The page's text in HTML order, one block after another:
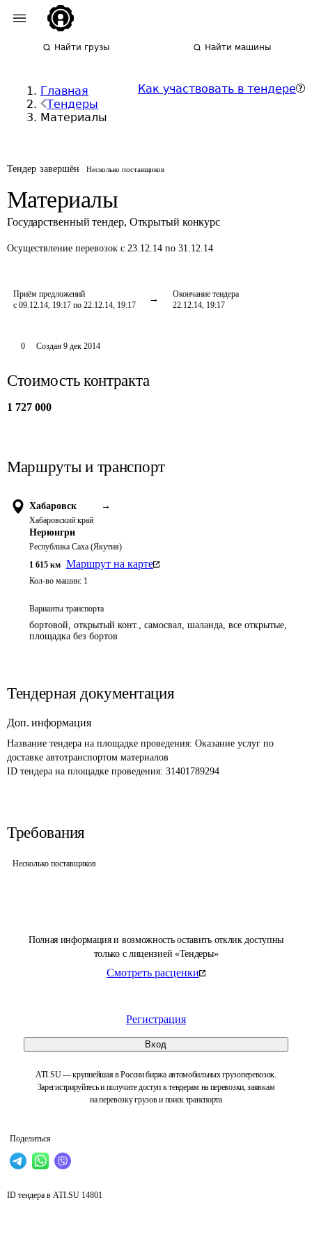
Найти грузы Найти машины
Главная
Тендеры
Материалы
Как участвовать в тендере
Тендер завершён Несколько поставщиков
Материалы
Государственный тендер, Открытый конкурс
Осуществление перевозок с 23.12.14 по 31.12.14
Приём предложений
с 09.12.14, 19:17 по 22.12.14, 19:17
Окончание тендера
22.12.14, 19:17
Полная информация и возможность оставить отклик доступны
только с лицензией «Тендеры»
Смотреть расценки
Регистрация
Вход
ATI.SU — крупнейшая в России биржа автомобильных грузоперевозок.
Зарегистрируйтесь и получите доступ к тендерам на перевозки, заявкам
на перевозку грузов и поиск транспорта
Поделиться
0 Создан 9 дек 2014
Стоимость контракта
1 727 000
Маршруты и транспорт
Хабаровск →
Хабаровский край
Нерюнгри
Республика Саха (Якутия)
1 615 км Маршрут на карте
Кол-во машин: 1
Варианты транспорта
бортовой, открытый конт., самосвал, шаланда, все открытые,
площадка без бортов
Тендерная документация
Доп. информация
Название тендера на площадке проведения: Оказание услуг по
доставке автотранспортом материалов
ID тендера на площадке проведения: 31401789294
Требования
Несколько поставщиков
ID тендера в ATI.SU 14801